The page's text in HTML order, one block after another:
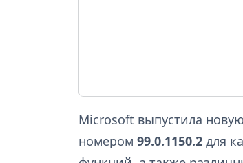
Microsoft выпустила
номером 99.0.1150.2 для